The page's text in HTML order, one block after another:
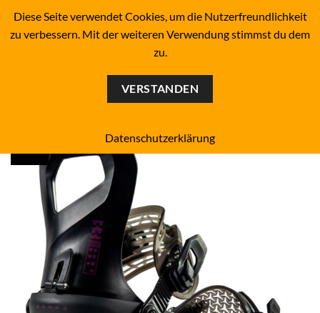
SKATEBOARD-SHOP SINCE 1993
Diese Seite verwendet Cookies, um die Nutzerfreundlichkeit
zu verbessern. Mit der weiteren Verwendung stimmst du dem
zu.
VERSTANDEN
Datenschutzerklärung